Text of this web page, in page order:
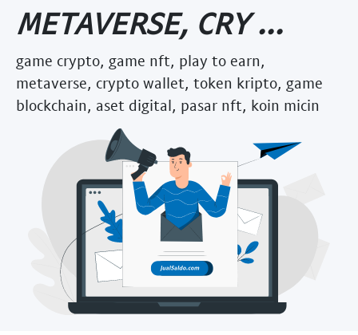
METAVERSE, CRY ...
game crypto, game nft, play to earn,
metaverse, crypto wallet, token kripto, game
blockchain, aset digital, pasar nft, koin micin